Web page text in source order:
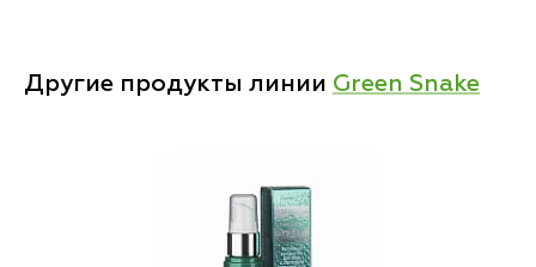
Другие продукты линии Green Snake